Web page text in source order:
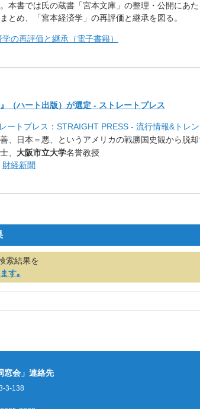
本書では氏の蔵書「宮本文庫」の整理・公開にあ
とめ、「宮本経済学」の再評価と継承を図る。
の再評価と継承（電子書籍）
（ハート出版）が選定 - ストレートプレス
ートプレス：STRAIGHT PRESS - 流行情報&トレ
、日本＝悪、
というアメリカの戦勝国史観から脱
、 大阪市立大学名誉教授
財経新聞
索結果を
す｡
窓会」連絡先
3-138